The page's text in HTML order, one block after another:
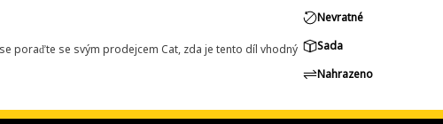
poraďte se svým prodejcem Cat, zda je tento díl vhodný
Nevratné
Sada
Nahrazeno